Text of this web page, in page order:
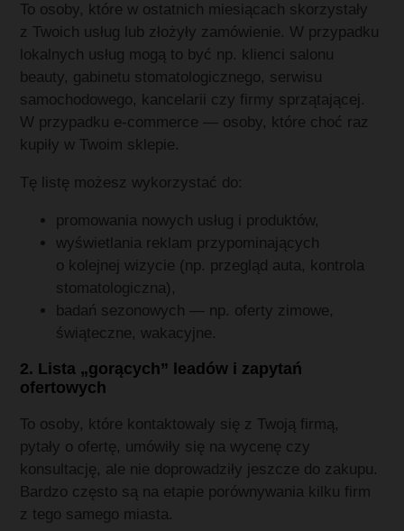
To osoby, które w ostatnich miesiącach skorzystały
z Twoich usług lub złożyły zamówienie. W przypadku
lokalnych usług mogą to być np. klienci salonu
beauty, gabinetu stomatologicznego, serwisu
samochodowego, kancelarii czy firmy sprzątającej.
W przypadku e‑commerce — osoby, które choć raz
kupiły w Twoim sklepie.
Tę listę możesz wykorzystać do:
promowania nowych usług i produktów,
wyświetlania reklam przypominających
o kolejnej wizycie (np. przegląd auta, kontrola
stomatologiczna),
badań sezonowych — np. oferty zimowe,
świąteczne, wakacyjne.
2. Lista „gorących” leadów i zapytań
ofertowych
To osoby, które kontaktowały się z Twoją firmą,
pytały o ofertę, umówiły się na wycenę czy
konsultację, ale nie doprowadziły jeszcze do zakupu.
Bardzo często są na etapie porównywania kilku firm
z tego samego miasta.